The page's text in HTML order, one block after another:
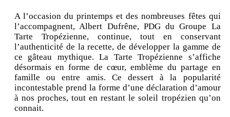
A l’occasion du printemps et des nombreuses fêtes qui
l’accompagnent, Albert Dufrêne, PDG du Groupe La
Tarte Tropézienne, continue, tout en conservant
l’authenticité de la recette, de développer la gamme de
ce gâteau mythique. La Tarte Tropézienne s’affiche
désormais en forme de cœur, emblème du partage en
famille ou entre amis. Ce dessert à la popularité
incontestable prend la forme d’une déclaration d’amour
à nos proches, tout en restant le soleil tropézien qu’on
connait.